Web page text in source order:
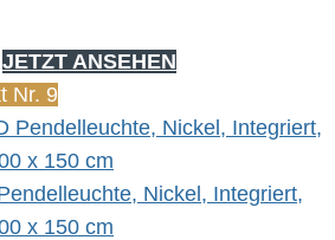
JETZT ANSEHEN
Nr. 9
Nickel, Integriert,
x 150 cm